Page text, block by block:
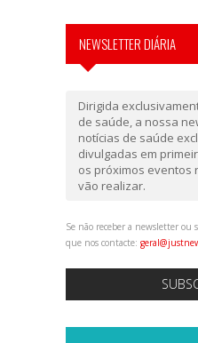
NEWSLETTER DIÁRIA
Dirigida
de saúde, a nossa
notícias de saúde
divulgadas em
os próximos eventos
vão realizar.
Se não receber a newsletter ou
que nos contacte: